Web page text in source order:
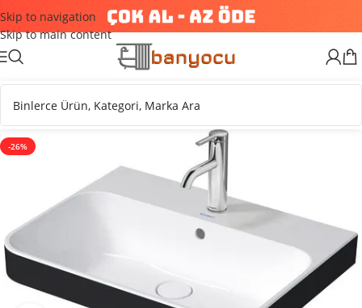
Skip to navigation
Skip to main content
-26%